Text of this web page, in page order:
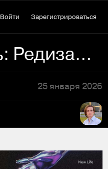
Войти Зарегистрироваться
Новая Жизнь: Редизайн сайта для общественного фонда
25 января 2026